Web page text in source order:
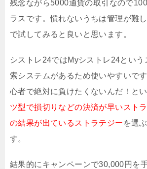
残念ながら5000通貨の取引なので
ラスです。慣れないうちは管理が難
で試してみると良いと思います。
シストレ24ではMyシストレ24という
索システムがあるため使いやすいで
心者で絶対に負けたくないんだ！と
ツ型で損切りなどの決済が早いスト
の結果が出ているストラテジー を選
す。
結果的にキャンペーンで30,000円を